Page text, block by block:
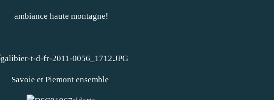
ambiance haute montagne!
Savoie et Piemont ensemble